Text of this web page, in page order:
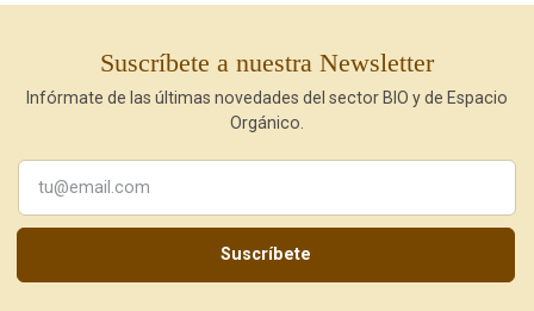
Suscríbete a nuestra Newsletter
Infórmate de las últimas novedades del sector BIO y de Espacio
Orgánico.
Suscríbete